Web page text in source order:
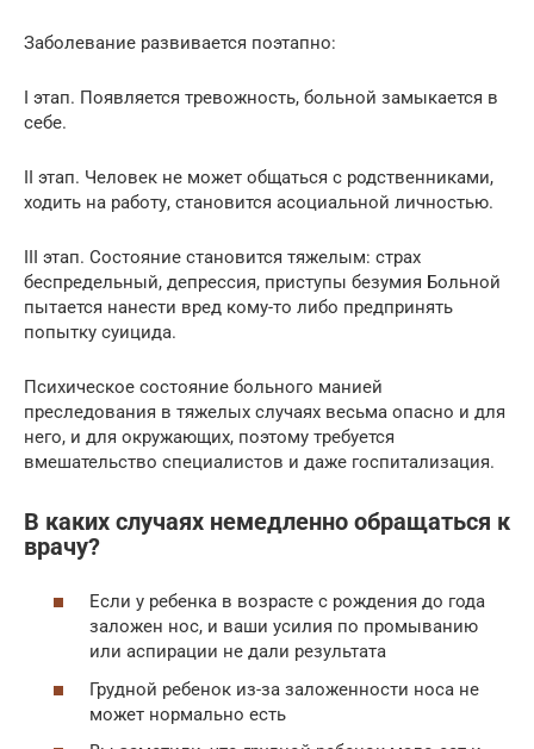
Заболевание развивается поэтапно:
I этап. Появляется тревожность, больной замыкается в
себе.
II этап. Человек не может общаться с родственниками,
ходить на работу, становится асоциальной личностью.
III этап. Состояние становится тяжелым: страх
беспредельный, депрессия, приступы безумия Больной
пытается нанести вред кому-то либо предпринять
попытку суицида.
Психическое состояние больного манией
преследования в тяжелых случаях весьма опасно и для
него, и для окружающих, поэтому требуется
вмешательство специалистов и даже госпитализация.
В каких случаях немедленно обращаться к
врачу?
Если у ребенка в возрасте с рождения до года
заложен нос, и ваши усилия по промыванию
или аспирации не дали результата
Грудной ребенок из-за заложенности носа не
может нормально есть